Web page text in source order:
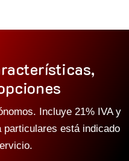
Incluye 21% IVA y
particulares está indicado